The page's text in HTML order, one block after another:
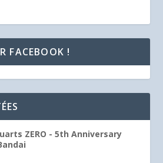
FACEBOOK !
ZERO - 5th Anniversary